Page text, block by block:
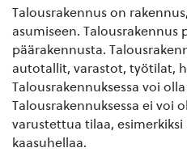
Talousrakennus on
asumiseen. Talousrakennus
päärakennusta.
autotallit, varastot, työtilat,
Talousrakennuksessa voi
Talousrakennuksessa ei voi
varustettua tilaa,
kaasuhellaa.